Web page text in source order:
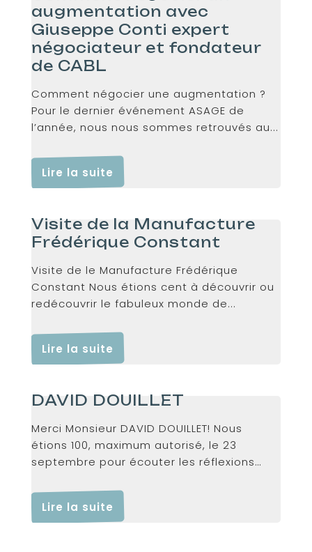
augmentation avec
Giuseppe Conti expert
négociateur et fondateur
de CABL
Comment négocier une augmentation ?
Pour le dernier événement ASAGE de
l’année, nous nous sommes retrouvés au...
Lire la suite
Visite de la Manufacture
Frédérique Constant
Visite de le Manufacture Frédérique
Constant Nous étions cent à découvrir ou
redécouvrir le fabuleux monde de...
Lire la suite
DAVID DOUILLET
Merci Monsieur DAVID DOUILLET! Nous
étions 100, maximum autorisé, le 23
septembre pour écouter les réflexions
Lire la suite